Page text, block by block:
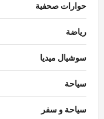
حوارات صحفية
رياضة
سوشيال ميديا
سياحة
سياحة و سفر